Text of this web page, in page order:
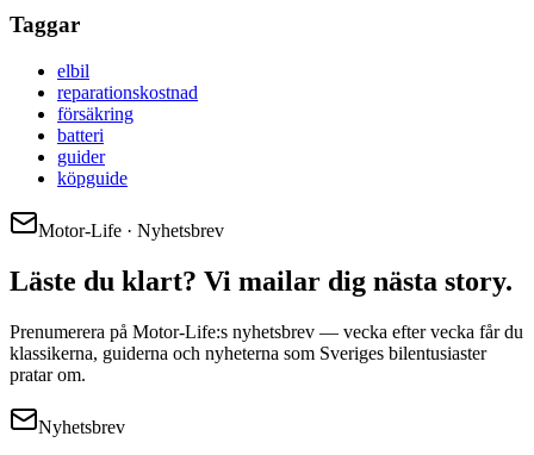
Taggar
elbil
reparationskostnad
försäkring
batteri
guider
köpguide
Motor-Life · Nyhetsbrev
Läste du klart? Vi mailar dig nästa story.
Prenumerera på Motor-Life:s nyhetsbrev — vecka efter vecka får du
klassikerna, guiderna och nyheterna som Sveriges bilentusiaster
pratar om.
Nyhetsbrev